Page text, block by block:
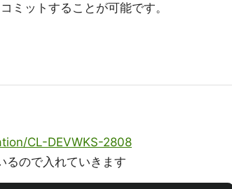
ミットすることが可能です。
CL-DEVWKS-2808
ので入れていきます